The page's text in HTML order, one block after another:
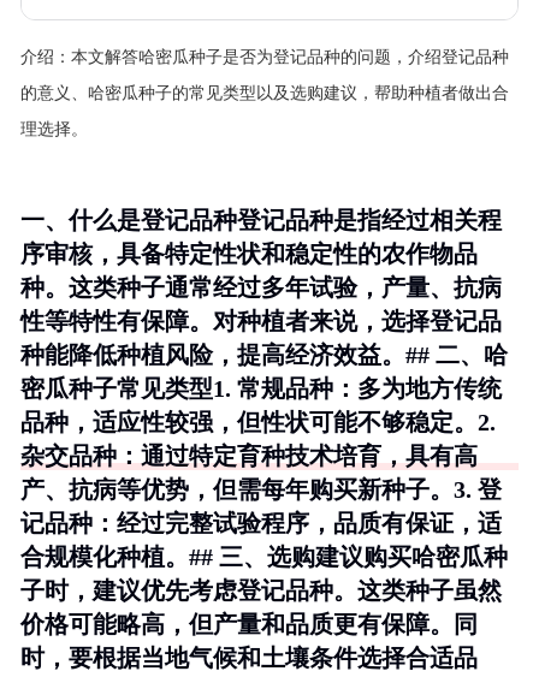
介绍： 本文解答哈密瓜种子是否为登记品种的问题，介绍登记品种
的意义、哈密瓜种子的常见类型以及选购建议，帮助种植者做出合
理选择。
一、什么是登记品种登记品种是指经过相关程
序审核，具备特定性状和稳定性的农作物品
种。这类种子通常经过多年试验，产量、抗病
性等特性有保障。对种植者来说，选择登记品
种能降低种植风险，提高经济效益。## 二、哈
密瓜种子常见类型1. 常规品种 ：多为地方传统
品种，适应性较强，但性状可能不够稳定。2.
杂交品种 ：通过特定育种技术培育，具有高
产、抗病等优势，但需每年购买新种子。3. 登
记品种 ：经过完整试验程序，品质有保证，适
合规模化种植。## 三、选购建议购买哈密瓜种
子时，建议优先考虑登记品种。这类种子虽然
价格可能略高，但产量和品质更有保障。同
时，要根据当地气候和土壤条件选择合适品